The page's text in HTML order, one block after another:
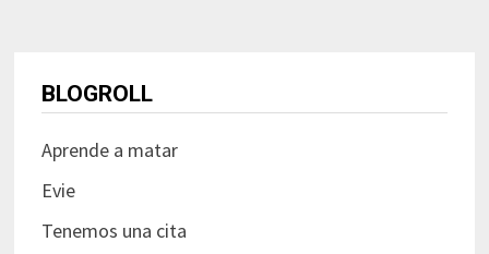
BLOGROLL
Aprende a matar
Evie
Tenemos una cita